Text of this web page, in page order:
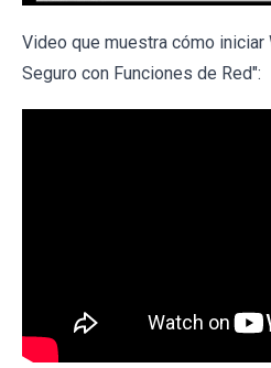
Video que muestra cómo
Seguro con Funciones de Red":